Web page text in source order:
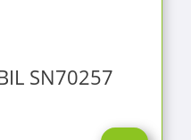
SN70257